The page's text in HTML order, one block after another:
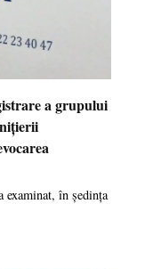
a grupului
în ședința